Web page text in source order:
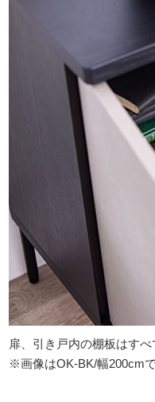
扉、引き戸内の棚板はす
※画像はOK-BK/幅200cmで